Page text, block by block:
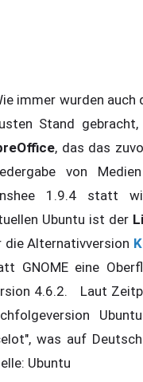
immer wurden auch
Stand
, das das
von
1.9.4 statt
Ubuntu ist der
die Alternativversion
GNOME eine
4.6.2. Laut
was auf
Ubuntu